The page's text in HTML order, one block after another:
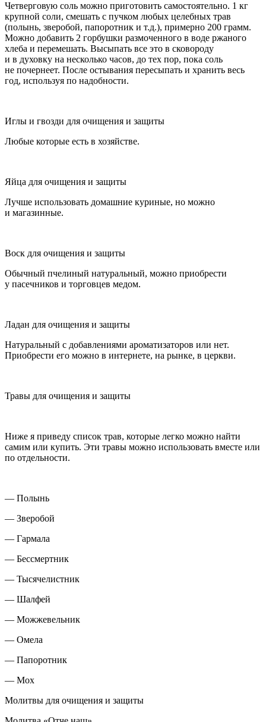
Четверговую соль можно приготовить самостоятельно. 1 кг
крупной соли, смешать с пучком любых целебных трав
(полынь, зверобой, папоротник и т.д.), примерно 200 грамм.
Можно добавить 2 горбушки размоченного в воде ржаного
хлеба и перемешать. Высыпать все это в сковороду
и в духовку на несколько часов, до тех пор, пока соль
не почернеет. После остывания пересыпать и хранить весь
год, используя по надобности.
Иглы и гвозди для очищения и защиты
Любые которые есть в хозяйстве.
Яйца для очищения и защиты
Лучше использовать домашние куриные, но можно
и магазинные.
Воск для очищения и защиты
Обычный пчелиный натуральный, можно приобрести
у пасечников и торговцев медом.
Ладан для очищения и защиты
Натуральный с добавлениями ароматизаторов или нет.
Приобрести его можно в интернете, на рынке, в церкви.
Травы для очищения и защиты
Ниже я приведу список трав, которые легко можно найти
самим или купить. Эти травы можно использовать вместе или
по отдельности.
— Полынь
— Зверобой
— Гармала
— Бессмертник
— Тысячелистник
— Шалфей
— Можжевельник
— Омела
— Папоротник
— Мох
Молитвы для очищения и защиты